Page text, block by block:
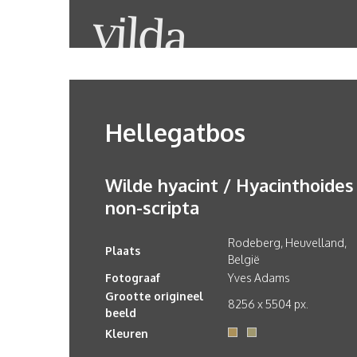
Hellegatbos
Wilde hyacint / Hyacinthoides
non-scripta
Plaats
Rodeberg, Heuvelland,
België
Fotograaf
Yves Adams
Grootte origineel
beeld
8256 x 5504 px.
Kleuren